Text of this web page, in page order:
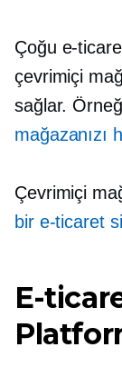
Çoğu e-
çevrimiçi
sağlar.
mağazanızı
Çevrimiçi
bir e-ticaret
E-